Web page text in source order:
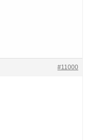
#11000